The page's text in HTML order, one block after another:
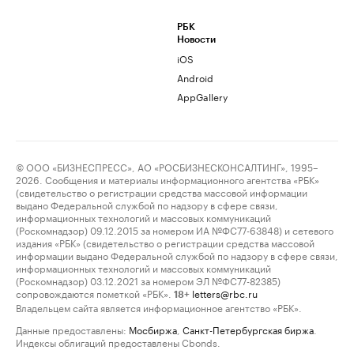
РБК
Новости
iOS
Android
AppGallery
© ООО «БИЗНЕСПРЕСС», АО «РОСБИЗНЕСКОНСАЛТИНГ», 1995–
2026. Сообщения и материалы информационного агентства «РБК»
(свидетельство о регистрации средства массовой информации
выдано Федеральной службой по надзору в сфере связи,
информационных технологий и массовых коммуникаций
(Роскомнадзор) 09.12.2015 за номером ИА №ФС77-63848) и сетевого
издания «РБК» (свидетельство о регистрации средства массовой
информации выдано Федеральной службой по надзору в сфере связи,
информационных технологий и массовых коммуникаций
(Роскомнадзор) 03.12.2021 за номером ЭЛ №ФС77-82385)
сопровождаются пометкой «РБК».
18+ letters@rbc.ru
Владельцем сайта является информационное агентство «РБК».
Данные предоставлены: Мосбиржа Санкт-Петербургская биржа
Индексы облигаций предоставлены Cbonds.